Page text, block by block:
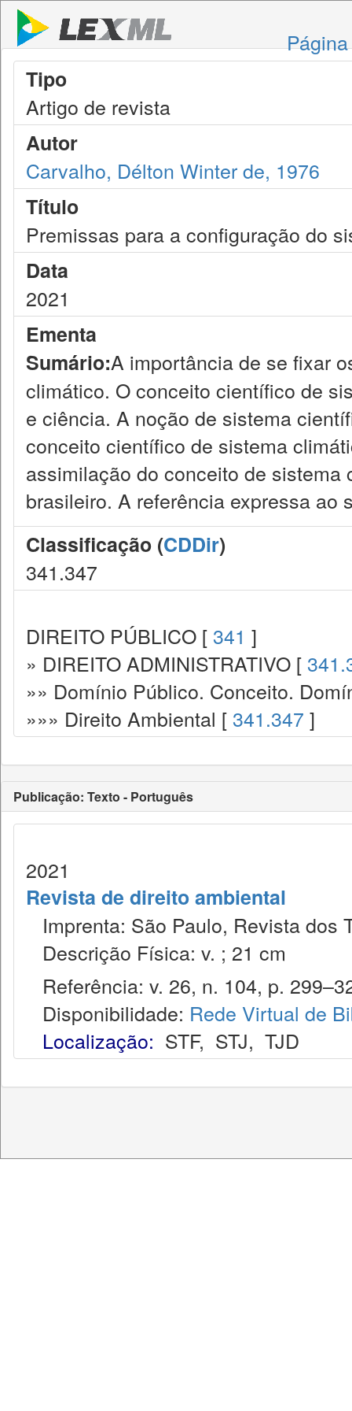
Tipo
Artigo de revista
Autor
Carvalho, Délton Winter de, 1976
Título
Premissas para a configuração do
Data
2021
Ementa
Sumário:A importância de se fixar
climático. O conceito científico de
e ciência. A noção de sistema
conceito científico de sistema
assimilação do conceito de
brasileiro. A referência expressa
Classificação (CDDir)
341.347
DIREITO PÚBLICO [ 341 ]
» DIREITO ADMINISTRATIVO [
»» Domínio Público. Conceito.
»»» Direito Ambiental [ 341.347 ]
Publicação: Texto - Português
2021
Revista de direito ambiental
Imprenta: São Paulo, Revista dos
Descrição Física: v. ; 21 cm
Referência: v. 26, n. 104, p.
Disponibilidade: Rede Virtual de
Localização: STF, STJ, TJD